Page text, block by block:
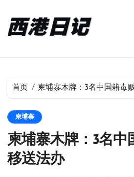
首页 柬埔寨木牌：3名中国籍毒
柬埔寨
柬埔寨木牌：3名中
移送法办